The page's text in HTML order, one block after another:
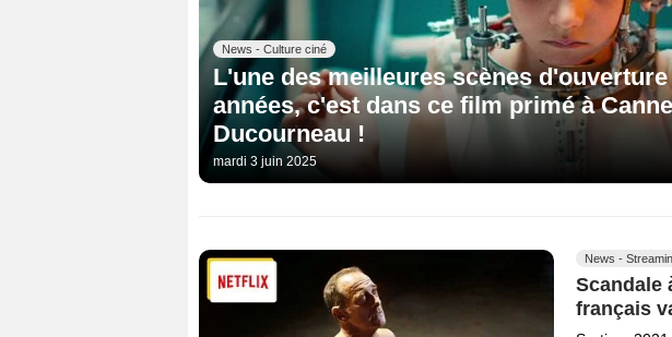
News - Culture ciné
L'une des meilleures scènes
années, c'est dans ce film primé à
Ducourneau !
mardi 3 juin 2025
News -
Scandale
français